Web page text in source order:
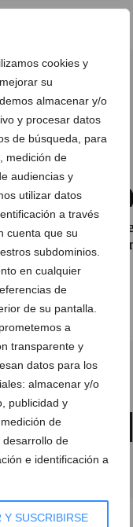
cookies y
su
almacenar y/o
y procesar datos
de búsqueda, para
medición de
audiencias y
utilizar datos
a través
cuenta que su
subdominios.
en cualquier
de
de su pantalla.
a
transparente y
datos para los
almacenar y/o
publicidad y
de
desarrollo de
e identificación a
Y SUSCRIBIRSE
Ifach Calpe se llevó
comarcal ante el
de 2018
del Dénia